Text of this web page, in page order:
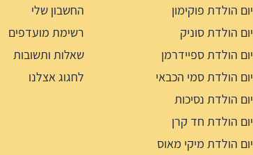
יום הולדת פוקימון
יום הולדת סוניק
יום הולדת ספיידרמן
יום הולדת סמי הכבאי
יום הולדת נסיכות
יום הולדת חד קרן
יום הולדת מיקי מאוס
החשבון שלי
רשימת מועדפים
שאלות ותשובות
לחגוג אצלנו